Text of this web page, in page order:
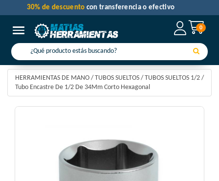
0
Toggle navigation
30% de descuentocon transferencia o efectivo
HERRAMIENTAS DE MANO / TUBOS SUELTOS / TUBOS SUELTOS 1/2 /
Tubo Encastre De 1/2 De 34Mm Corto Hexagonal